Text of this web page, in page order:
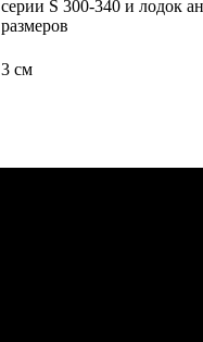
серии S 300-340 и лодок
размеров
3 см